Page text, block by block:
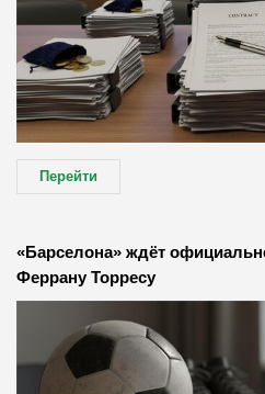
Перейти
«Барселона» ждёт
Феррану Торресу